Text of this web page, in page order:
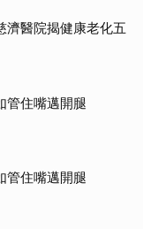
濟醫院揭健康老化五
管住嘴邁開腿
管住嘴邁開腿